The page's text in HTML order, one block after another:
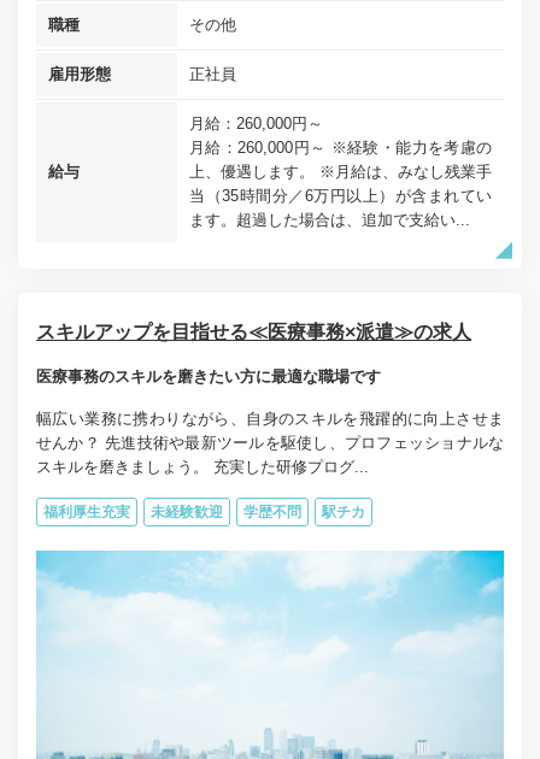
職種 その他
雇用形態 正社員
給与
月給：260,000円～
月給：260,000円～ ※経験・能力を考慮の
上、優遇します。 ※月給は、みなし残業手
当（35時間分／6万円以上）が含まれてい
ます。超過した場合は、追加で支給い...
スキルアップを目指せる≪医療事務×派遣≫の求人
医療事務のスキルを磨きたい方に最適な職場です
幅広い業務に携わりながら、自身のスキルを飛躍的に向上させま
せんか？ 先進技術や最新ツールを駆使し、プロフェッショナルな
スキルを磨きましょう。 充実した研修プログ...
福利厚生充実 未経験歓迎 学歴不問 駅チカ